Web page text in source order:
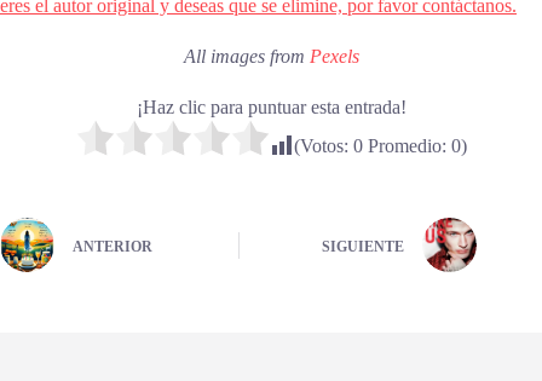
eres el autor original y deseas que se elimine, por favor contáctanos.
All images from Pexels
¡Haz clic para puntuar esta entrada!
(Votos: 0Promedio: 0)
ANTERIOR SIGUIENTE